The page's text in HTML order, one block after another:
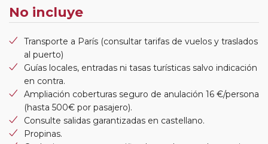
No incluye
Transporte a París (consultar tarifas de vuelos y traslados
al puerto)
Guías locales, entradas ni tasas turísticas salvo indicación
en contra.
Ampliación coberturas seguro de anulación 16 €/persona
(hasta 500€ por pasajero).
Consulte salidas garantizadas en castellano.
Propinas.